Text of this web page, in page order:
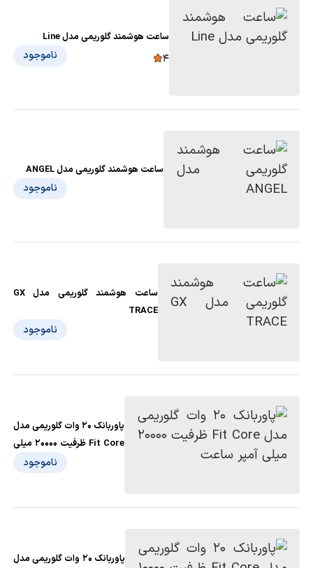
ساعت هوشمند گلوریمی مدل Line
4 ناموجود
ساعت هوشمند گلوریمی مدل ANGEL
ناموجود
ساعت هوشمند گلوریمی مدل GX
TRACE
ناموجود
پاوربانک 20 وات گلوریمی مدل
Fit Core ظرفیت 20000 میلی
ناموجود
پاوربانک 20 وات گلوریمی مدل